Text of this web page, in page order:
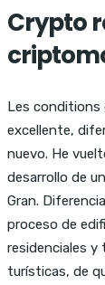
Crypto
Les conditions
excellente,
nuevo. He
desarrollo de
Gran.
proceso de
residenciales y
turísticas, de